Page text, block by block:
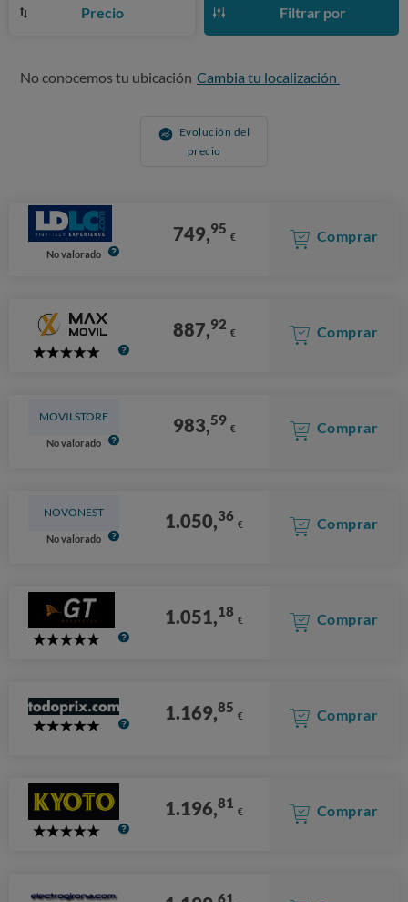
Precio Filtrar por
No conocemos tu ubicación Cambia tu localización
Evolución del
precio
No valorado
749,95 € Comprar
5
887,92 € Comprar
MOVILSTORE
No valorado
983,59 € Comprar
NOVONEST
No valorado
1.050,36 € Comprar
5
1.051,18 € Comprar
5
1.169,85 € Comprar
5
1.196,81 € Comprar
61